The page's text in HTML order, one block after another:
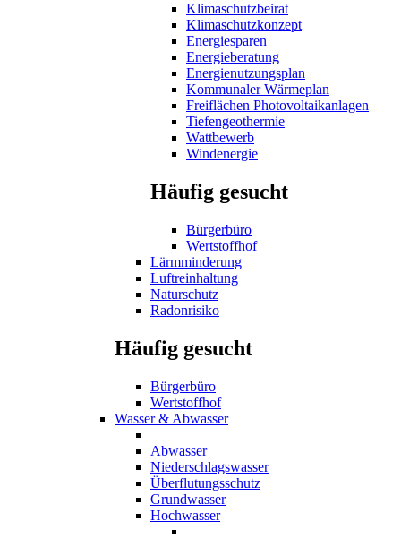
Klimaschutzbeirat
Klimaschutzkonzept
Energiesparen
Energieberatung
Energienutzungsplan
Kommunaler Wärmeplan
Freiflächen Photovoltaikanlagen
Tiefengeothermie
Wattbewerb
Windenergie
Häufig gesucht
Bürgerbüro
Wertstoffhof
Lärmminderung
Luftreinhaltung
Naturschutz
Radonrisiko
Häufig gesucht
Bürgerbüro
Wertstoffhof
Wasser & Abwasser
Abwasser
Niederschlagswasser
Überflutungsschutz
Grundwasser
Hochwasser